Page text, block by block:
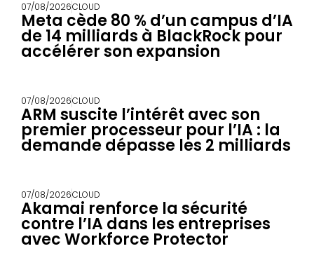
07/08/2026CLOUD
Meta cède 80 % d’un campus d’IA
de 14 milliards à BlackRock pour
accélérer son expansion
07/08/2026CLOUD
ARM suscite l’intérêt avec son
premier processeur pour l’IA : la
demande dépasse les 2 milliards
07/08/2026CLOUD
Akamai renforce la sécurité
contre l’IA dans les entreprises
avec Workforce Protector